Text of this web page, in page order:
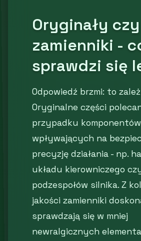
Oryginały czy
zamienniki -
sprawdzi się
Odpowiedź brzmi: to
Oryginalne części
przypadku komponentów
wpływających na
precyzję działania - np.
układu kierowniczego
podzespołów silnika. Z
jakości zamienniki
sprawdzają się w mniej
newralgicznych